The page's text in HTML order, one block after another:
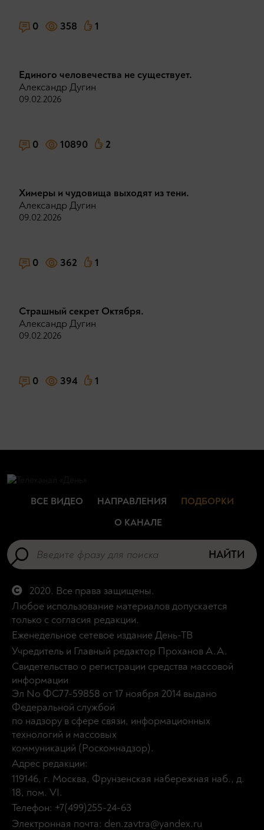
0 358 1
Единого человечества не существует.
Александр Дугин
09.02.2026
0 10890 2
Химеры и чудовища выходят из тени.
Александр Дугин
09.02.2026
0 362 1
Страшный секрет Октября.
Александр Дугин
09.02.2026
0 394 1
ВСЕ ВИДЕО НАПРАВЛЕНИЯ
ПОДБОРКИ
О КАНАЛЕ
НАЙТИ
2020. Все права защищены.
Любое использование материалов допускается
только с согласия редакции.
Еженедельное сетевое издание День-ТВ
Учредитель и Главный редактор Проханов А.А.
Свидетельство о регистрации средства массовой
информации
Эл No ФС77-59858 от 17 ноября 2014 выдано
Федеральной службой
по надзору в сфере связи, информационных
технологий и массовых
коммуникаций (Роскомнадзор).
Адрес редакции:
119146, г. Москва, Фрунзенская набережная наб., д.
18, пом. VI.
Телефон: +7(499)255-24-63
Электронная почта: den.zavtra@yandex.ru